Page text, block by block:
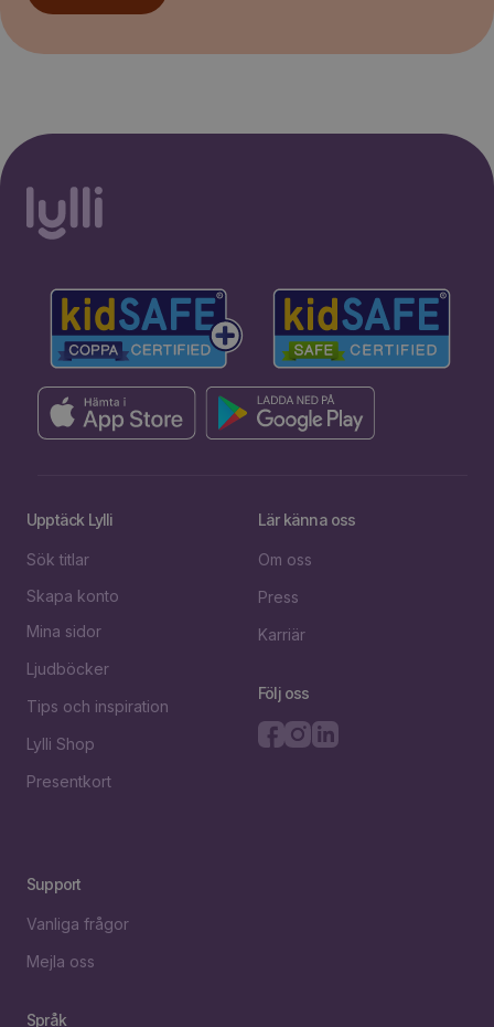
Upptäck Lylli
Sök titlar
Skapa konto
Mina sidor
Ljudböcker
Tips och inspiration
Lylli Shop
Presentkort
Lär känna oss
Om oss
Press
Karriär
Följ oss
Support
Vanliga frågor
Mejla oss
Språk